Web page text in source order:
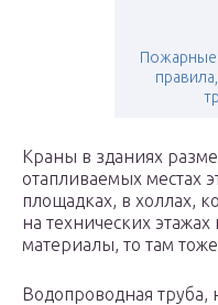
Пожарные
Краны в зданиях
отапливаемых местах
площадках, в холлах,
на технических
материалы, то там
Водопроводная труба,